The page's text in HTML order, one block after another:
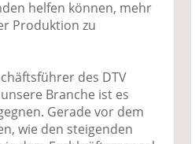
helfen können, mehr
Produktion zu
des DTV
Branche ist es
Gerade vor dem
wie den steigenden